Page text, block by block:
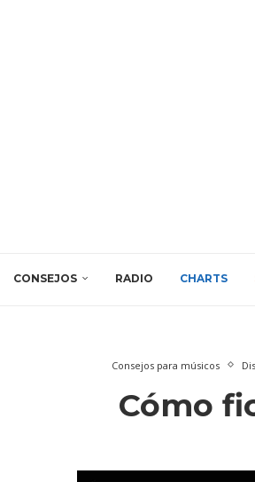
CONSEJOS RADIO CHARTS
Consejos para músicos
Cómo